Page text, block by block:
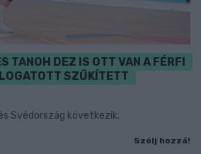
TANOH DEZ IS OTT VAN A FÉRFI
SZŰKÍTETT
Svédország következik.
Szólj hozzá!